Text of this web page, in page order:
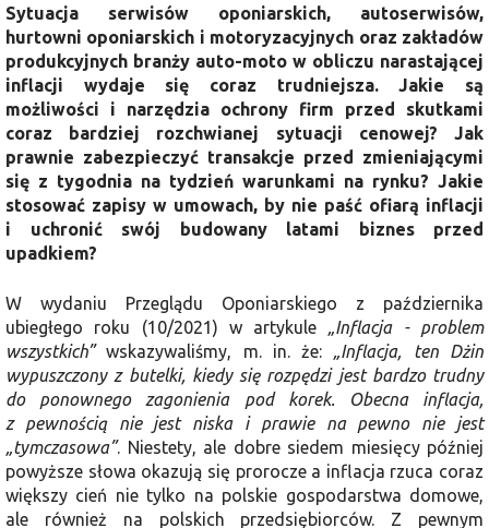
Sytuacja serwisów oponiarskich, autoserwisów,
hurtowni oponiarskich i motoryzacyjnych oraz zakładów
produkcyjnych branży auto-moto w obliczu narastającej
inflacji wydaje się coraz trudniejsza. Jakie są
możliwości i narzędzia ochrony firm przed skutkami
coraz bardziej rozchwianej sytuacji cenowej? Jak
prawnie zabezpieczyć transakcje przed zmieniającymi
się z tygodnia na tydzień warunkami na rynku? Jakie
stosować zapisy w umowach, by nie paść ofiarą inflacji
i uchronić swój budowany latami biznes przed
upadkiem?
W wydaniu Przeglądu Oponiarskiego z października
ubiegłego roku (10/2021) w artykule „Inflacja - problem
wszystkich”wskazywaliśmy, m. in. że: „Inflacja, ten Dżin
wypuszczony z butelki, kiedy się rozpędzi jest bardzo trudny
do ponownego zagonienia pod korek. Obecna inflacja,
z pewnością nie jest niska i prawie na pewno nie jest
„tymczasowa”. Niestety, ale dobre siedem miesięcy później
powyższe słowa okazują się prorocze a inflacja rzuca coraz
większy cień nie tylko na polskie gospodarstwa domowe,
ale również na polskich przedsiębiorców. Z pewnym